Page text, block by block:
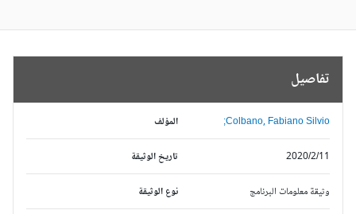
تفاصيل
المؤلف Colbano, Fabiano Silvio;
تاريخ الوثيقة 2020/2/11
نوع الوثيقة وثيقة معلومات البرنامج